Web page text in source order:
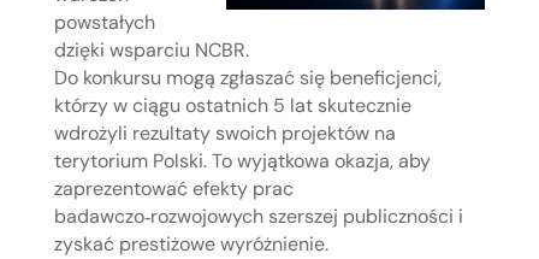
powstałych
dzięki wsparciu NCBR.
Do konkursu mogą zgłaszać się beneficjenci,
którzy w ciągu ostatnich 5 lat skutecznie
wdrożyli rezultaty swoich projektów na
terytorium Polski. To wyjątkowa okazja, aby
zaprezentować efekty prac
badawczo‑rozwojowych szerszej publiczności i
zyskać prestiżowe wyróżnienie.